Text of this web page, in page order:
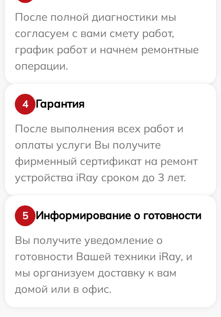
После полной диагностики мы
согласуем с вами смету работ,
график работ и начнем ремонтные
операции.
4
Гарантия
После выполнения всех работ и
оплаты услуги Вы получите
фирменный сертификат на ремонт
устройства iRay сроком до 3 лет.
5
Информирование о готовности
Вы получите уведомление о
готовности Вашей техники iRay, и
мы организуем доставку к вам
домой или в офис.